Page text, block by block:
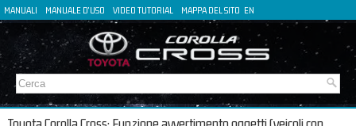
MANUALI MANUALE D'USO VIDEO TUTORIAL MAPPA DEL SITO EN
FR
DE